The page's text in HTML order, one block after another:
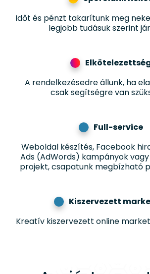
Időt és pénzt takarítunk meg
legjobb tudásuk szerint
A rendelkezésedre állunk, ha
csak segítségre van
Full-service
Weboldal készítés, Facebook
Ads (AdWords) kampányok vagy
projekt, csapatunk megbízható
Kiszervezett
Kreatív kiszervezett online